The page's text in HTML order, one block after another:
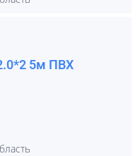
5м ПВХ